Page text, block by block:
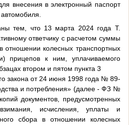
внесения в электронный паспорт
тем, что 13 марта 2024 года Т.
ответчику с расчетом суммы
отношении колесных транспортных
прицепов к ним, уплачиваемого
втором и пятом пункта 3
закона от 24 июня 1998 года № 89-
и потребления» (далее - ФЗ №
документов, предусмотренных
исчисления, уплаты и
сбора в отношении колесных